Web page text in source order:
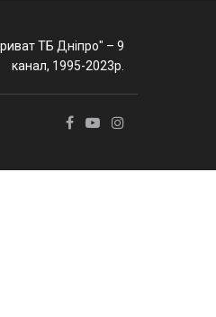
ТБ Дніпро" – 9
канал, 1995-2023р.